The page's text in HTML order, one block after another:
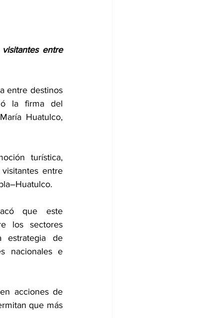
entre
entre destinos
la firma del
Huatulco,
turística,
entre
que este
los sectores
estrategia de
nacionales e
acciones de
que más